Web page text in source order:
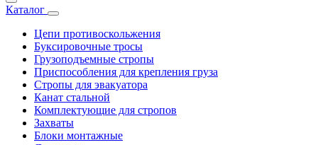
Каталог
Цепи противоскольжения
Буксировочные тросы
Грузоподъемные стропы
Приспособления для крепления груза
Стропы для эвакуатора
Канат стальной
Комплектующие для стропов
Захваты
Блоки монтажные